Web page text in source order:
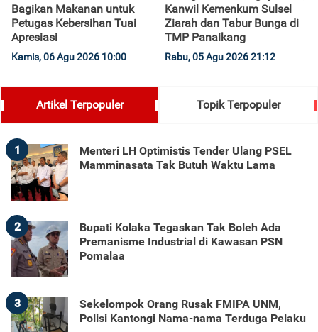
Bagikan Makanan untuk
Petugas Kebersihan Tuai
Apresiasi
Kamis, 06 Agu 2026 10:00
Kanwil Kemenkum Sulsel
Ziarah dan Tabur Bunga di
TMP Panaikang
Rabu, 05 Agu 2026 21:12
Artikel Terpopuler Topik Terpopuler
1
Menteri LH Optimistis Tender Ulang PSEL
Mamminasata Tak Butuh Waktu Lama
2
Bupati Kolaka Tegaskan Tak Boleh Ada
Premanisme Industrial di Kawasan PSN
Pomalaa
3
Sekelompok Orang Rusak FMIPA UNM,
Polisi Kantongi Nama-nama Terduga Pelaku